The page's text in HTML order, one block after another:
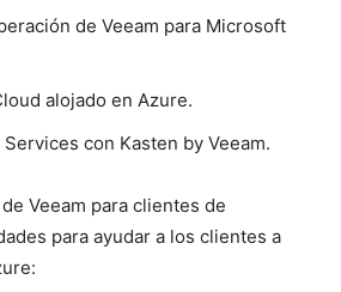
de Veeam para Microsoft
alojado en Azure.
con Kasten by Veeam.
Veeam para clientes de
para ayudar a los clientes a